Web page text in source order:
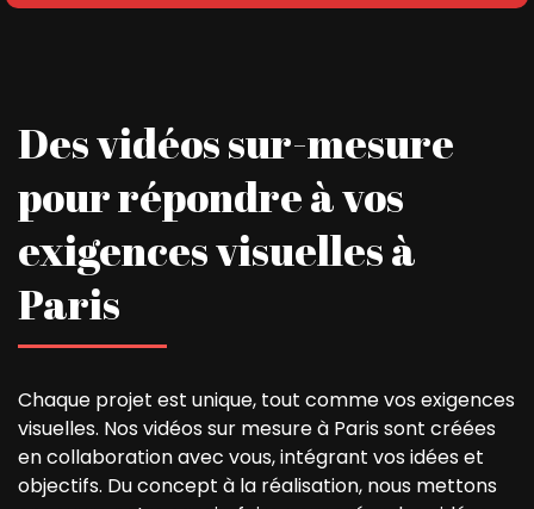
Des vidéos sur-mesure
pour répondre à vos
exigences visuelles à
Paris
Chaque projet est unique, tout comme vos exigences
visuelles. Nos vidéos sur mesure à Paris sont créées
en collaboration avec vous, intégrant vos idées et
objectifs. Du concept à la réalisation, nous mettons